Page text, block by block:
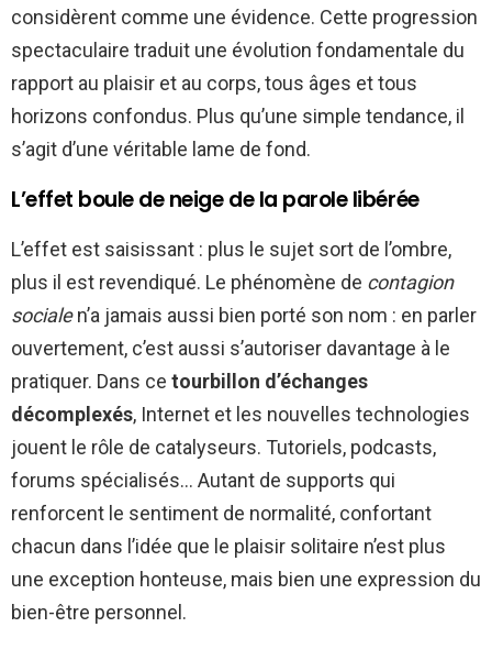
considèrent comme une évidence. Cette progression
spectaculaire traduit une évolution fondamentale du
rapport au plaisir et au corps, tous âges et tous
horizons confondus. Plus qu’une simple tendance, il
s’agit d’une véritable lame de fond.
L’effet boule de neige de la parole libérée
L’effet est saisissant : plus le sujet sort de l’ombre,
plus il est revendiqué. Le phénomène de contagion
socialen’a jamais aussi bien porté son nom : en parler
ouvertement, c’est aussi s’autoriser davantage à le
pratiquer. Dans ce tourbillon d’échanges
décomplexés, Internet et les nouvelles technologies
jouent le rôle de catalyseurs. Tutoriels, podcasts,
forums spécialisés… Autant de supports qui
renforcent le sentiment de normalité, confortant
chacun dans l’idée que le plaisir solitaire n’est plus
une exception honteuse, mais bien une expression du
bien-être personnel.